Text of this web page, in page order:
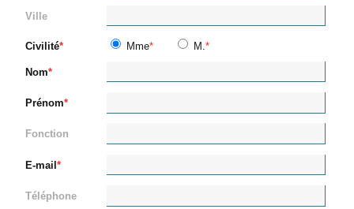
Ville
Civilité Mme M.
Nom
Prénom
Fonction
E-mail
Téléphone